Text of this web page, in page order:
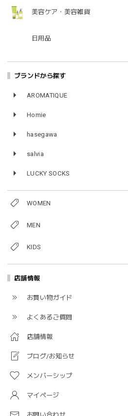
美容ケア・美容雑貨
日用品
ブランドから探す
AROMATIQUE
Homie
hasegawa
salvia
LUCKY SOCKS
WOMEN
MEN
KIDS
店舗情報
お買い物ガイド
よくあるご質問
店舗情報
ブログ/お知らせ
メンバーシップ
マイページ